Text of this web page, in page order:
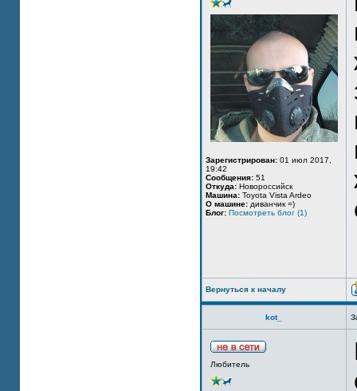
Зарегистрирован: 01 июл 2017,
19:42
Сообщения: 51
Откуда: Новороссийск
Машина: Toyota Vista Ardeo
О машине: диванчик =)
Блог: Посмотреть блог (1)
Вернуться к началу
kot_
Любитель